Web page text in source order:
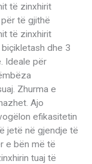
të zinxhirit
të gjithë
të zinxhirit
dhe 3
Ideale për
Zhurma e
Ajo
efikasitetin
jetë në gjendje të
e bën më të
tuaj të